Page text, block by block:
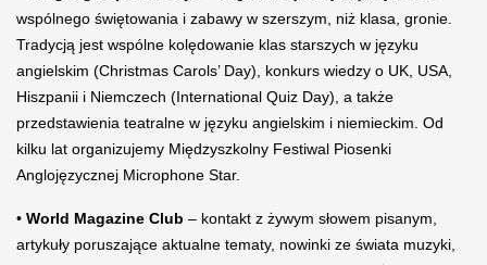
wspólnego świętowania i zabawy w szerszym, niż klasa, gronie.
Tradycją jest wspólne kolędowanie klas starszych w języku
angielskim (Christmas Carols’ Day), konkurs wiedzy o UK, USA,
Hiszpanii i Niemczech (International Quiz Day), a także
przedstawienia teatralne w języku angielskim i niemieckim. Od
kilku lat organizujemy Międzyszkolny Festiwal Piosenki
Anglojęzycznej Microphone Star.
• World Magazine Club – kontakt z żywym słowem pisanym,
artykuły poruszające aktualne tematy, nowinki ze świata muzyki,